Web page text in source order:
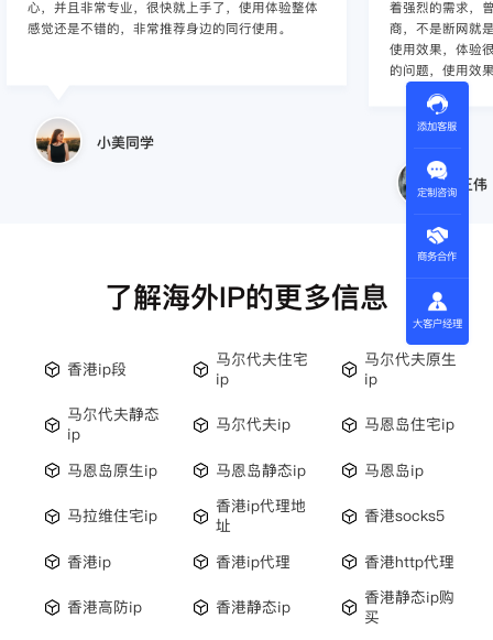
心，并且非常专业，很快就上手了，使用体验整体
感觉还是不错的，非常推荐身边的同行使用。
小美同学
着强烈的需求，
商，不是断网就
使用效果，体验
的问题，使用效
王伟
了解海外IP的更多信息
香港ip段
马尔代夫住宅
ip
马尔代夫原生
ip
马尔代夫静态
ip
马尔代夫ip 马恩岛住宅ip
马恩岛原生ip 马恩岛静态ip 马恩岛ip
马拉维住宅ip
香港ip代理地
址
香港socks5
香港ip 香港ip代理 香港http代理
香港高防ip 香港静态ip
香港静态ip购
买
添加客服
定制咨询
商务合作
大客户经理